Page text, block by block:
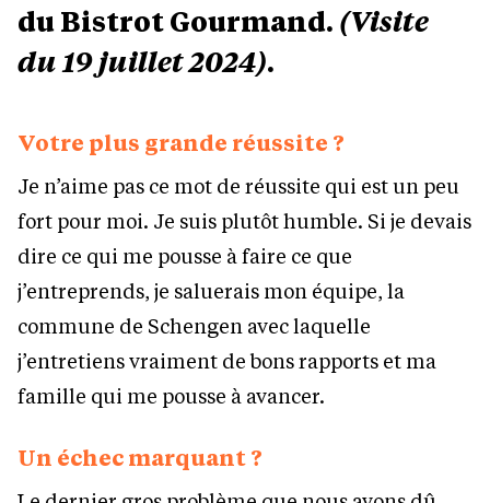
du Bistrot Gourmand. (Visite
du 19 juillet 2024).
Votre plus grande réussite ?
Je n’aime pas ce mot de réussite qui est un peu
fort pour moi. Je suis plutôt humble. Si je devais
dire ce qui me pousse à faire ce que
j’entreprends, je saluerais mon équipe, la
commune de Schengen avec laquelle
j’entretiens vraiment de bons rapports et ma
famille qui me pousse à avancer.
Un échec marquant ?